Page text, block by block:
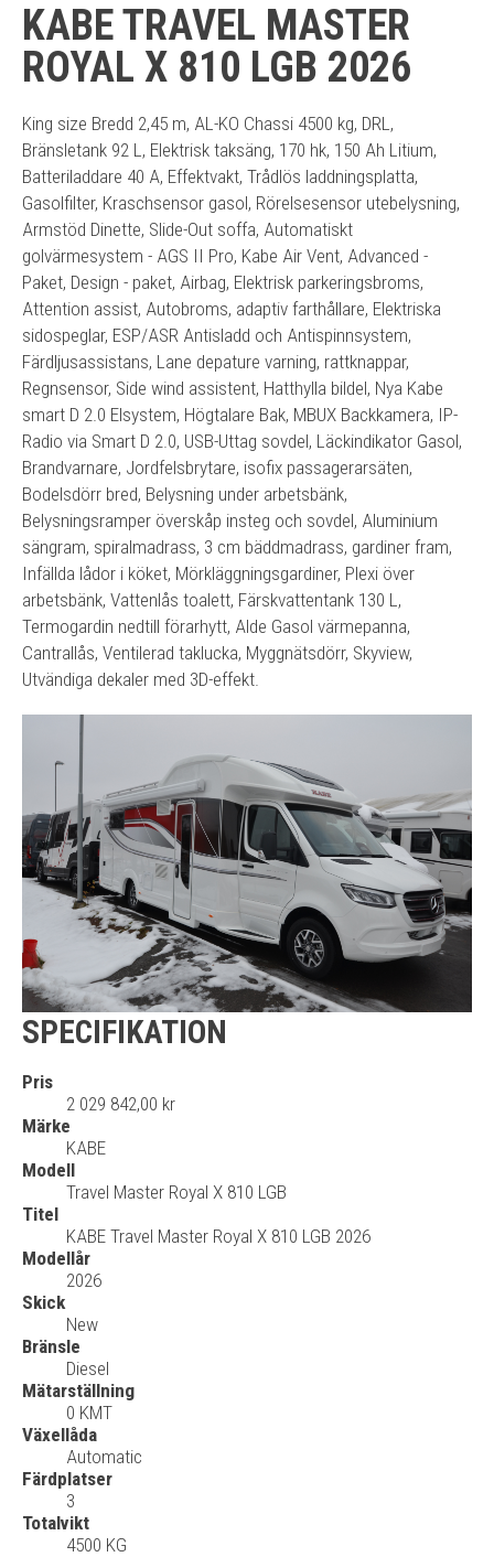
KABE TRAVEL MASTER
ROYAL X 810 LGB 2026
King size Bredd 2,45 m, AL-KO Chassi 4500 kg, DRL,
Bränsletank 92 L, Elektrisk taksäng, 170 hk, 150 Ah Litium,
Batteriladdare 40 A, Effektvakt, Trådlös laddningsplatta,
Gasolfilter, Kraschsensor gasol, Rörelsesensor utebelysning,
Armstöd Dinette, Slide-Out soffa, Automatiskt
golvärmesystem - AGS II Pro, Kabe Air Vent, Advanced -
Paket, Design - paket, Airbag, Elektrisk parkeringsbroms,
Attention assist, Autobroms, adaptiv farthållare, Elektriska
sidospeglar, ESP/ASR Antisladd och Antispinnsystem,
Färdljusassistans, Lane depature varning, rattknappar,
Regnsensor, Side wind assistent, Hatthylla bildel, Nya Kabe
smart D 2.0 Elsystem, Högtalare Bak, MBUX Backkamera, IP-
Radio via Smart D 2.0, USB-Uttag sovdel, Läckindikator Gasol,
Brandvarnare, Jordfelsbrytare, isofix passagerarsäten,
Bodelsdörr bred, Belysning under arbetsbänk,
Belysningsramper överskåp insteg och sovdel, Aluminium
sängram, spiralmadrass, 3 cm bäddmadrass, gardiner fram,
Infällda lådor i köket, Mörkläggningsgardiner, Plexi över
arbetsbänk, Vattenlås toalett, Färskvattentank 130 L,
Termogardin nedtill förarhytt, Alde Gasol värmepanna,
Cantrallås, Ventilerad taklucka, Myggnätsdörr, Skyview,
Utvändiga dekaler med 3D-effekt.
SPECIFIKATION
Pris
2 029 842,00 kr
Märke
KABE
Modell
Travel Master Royal X 810 LGB
Titel
KABE Travel Master Royal X 810 LGB 2026
Modellår
2026
Skick
New
Bränsle
Diesel
Mätarställning
0 KMT
Växellåda
Automatic
Färdplatser
3
Totalvikt
4500 KG